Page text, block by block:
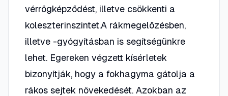
vérrögképződést, illetve csökkenti a
koleszterinszintet.A rákmegelőzésben,
illetve -gyógyításban is segítségünkre
lehet. Egereken végzett kísérletek
bizonyítják, hogy a fokhagyma gátolja a
rákos sejtek növekedését. Azokban az